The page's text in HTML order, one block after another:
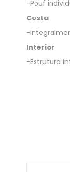
-Pouf
Costa
-
Interior
-Estrutura